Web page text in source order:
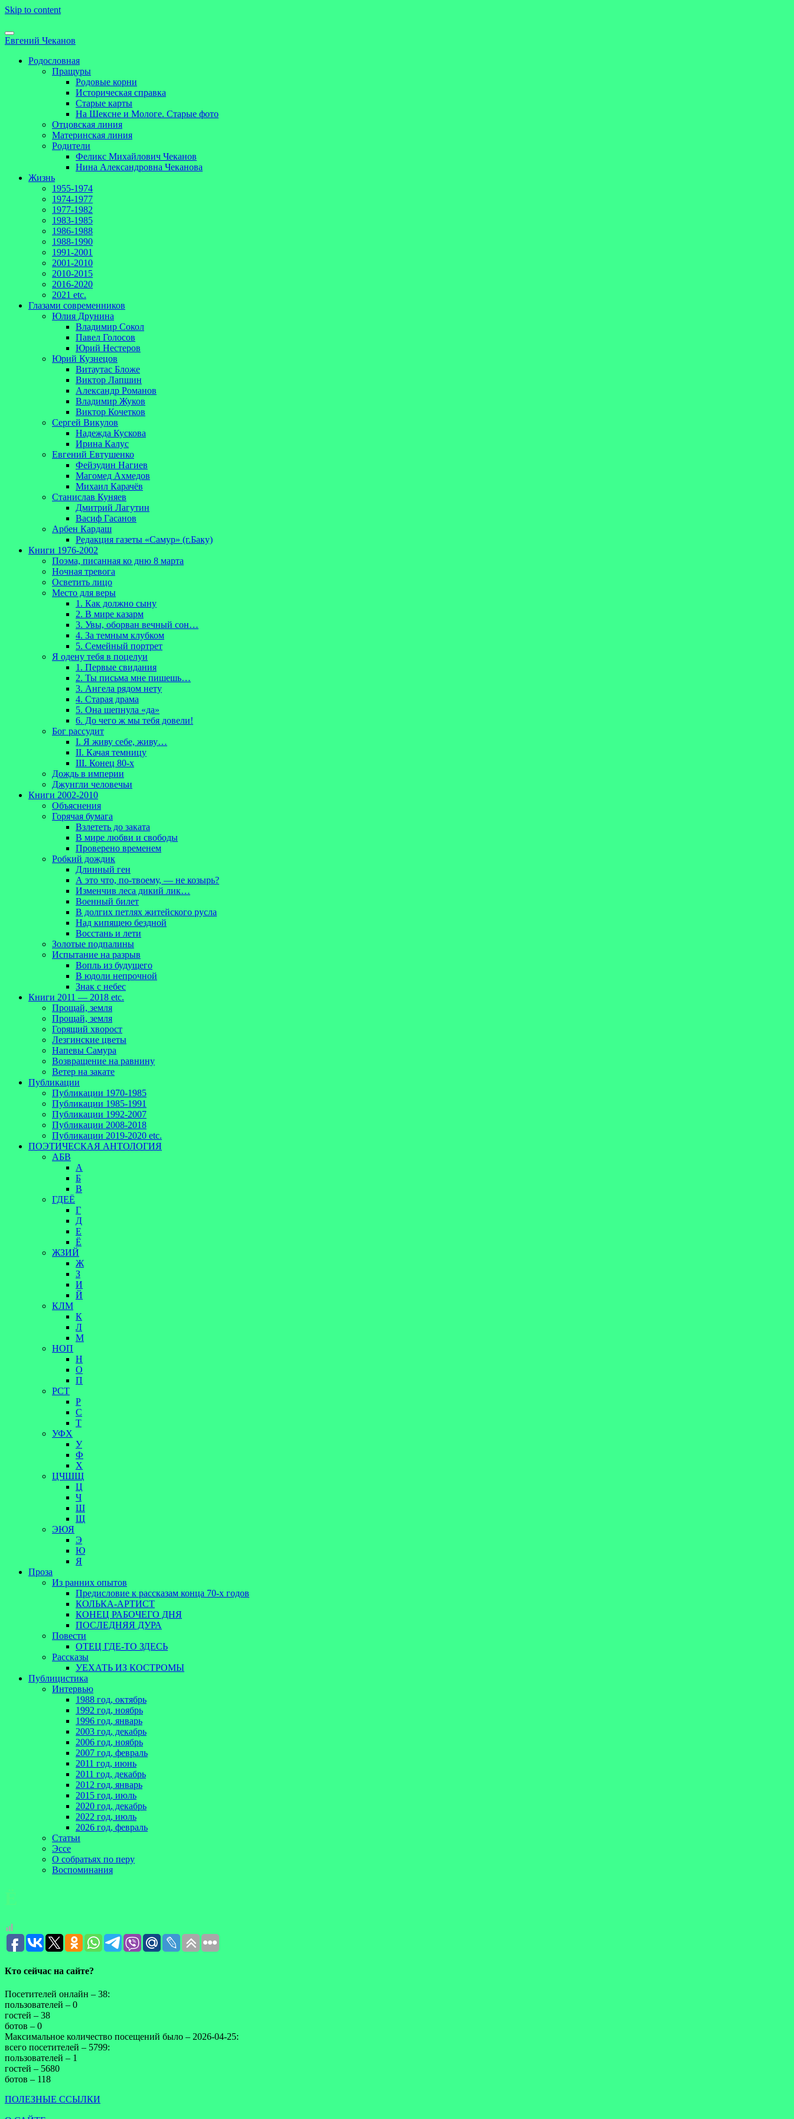
Skip to content
Евгений Чеканов
Родословная
Пращуры
Родовые корни
Историческая справка
Старые карты
На Шексне и Мологе. Старые фото
Отцовская линия
Материнская линия
Родители
Феликс Михайлович Чеканов
Нина Александровна Чеканова
Жизнь
1955-1974
1974-1977
1977-1982
1983-1985
1986-1988
1988-1990
1991-2001
2001-2010
2010-2015
2016-2020
2021 etc.
Глазами современников
Юлия Друнина
Владимир Сокол
Павел Голосов
Юрий Нестеров
Юрий Кузнецов
Витаутас Бложе
Виктор Лапшин
Александр Романов
Владимир Жуков
Виктор Кочетков
Сергей Викулов
Надежда Кускова
Ирина Калус
Евгений Евтушенко
Фейзудин Нагиев
Магомед Ахмедов
Михаил Карачёв
Станислав Куняев
Дмитрий Лагутин
Васиф Гасанов
Арбен Кардаш
Редакция газеты «Самур» (г.Баку)
Книги 1976-2002
Поэма, писанная ко дню 8 марта
Ночная тревога
Осветить лицо
Место для веры
1. Как должно сыну
2. В мире казарм
3. Увы, оборван вечный сон…
4. За темным клубком
5. Семейный портрет
Я одену тебя в поцелуи
1. Первые свидания
2. Ты письма мне пишешь…
3. Ангела рядом нету
4. Старая драма
5. Она шепнула «да»
6. До чего ж мы тебя довели!
Бог рассудит
I. Я живу себе, живу…
II. Качая темницу
III. Конец 80-х
Дождь в империи
Джунгли человечьи
Книги 2002-2010
Объяснения
Горячая бумага
Взлететь до заката
В мире любви и свободы
Проверено временем
Робкий дождик
Длинный ген
А это что, по-твоему, — не козырь?
Изменчив леса дикий лик…
Военный билет
В долгих петлях житейского русла
Над кипящею бездной
Восстань и лети
Золотые подпалины
Испытание на разрыв
Вопль из будущего
В юдоли непрочной
Знак с небес
Книги 2011 — 2018 etc.
Прощай, земля
Прощай, земля
Горящий хворост
Лезгинские цветы
Напевы Самура
Возвращение на равнину
Ветер на закате
Публикации
Публикации 1970-1985
Публикации 1985-1991
Публикации 1992-2007
Публикации 2008-2018
Публикации 2019-2020 etc.
ПОЭТИЧЕСКАЯ АНТОЛОГИЯ
АБВ
А
Б
В
ГДЕЁ
Г
Д
Е
Ё
ЖЗИЙ
Ж
З
И
Й
КЛМ
К
Л
М
НОП
Н
О
П
РСТ
Р
С
Т
УФХ
У
Ф
Х
ЦЧШЩ
Ц
Ч
Ш
Щ
ЭЮЯ
Э
Ю
Я
Проза
Из ранних опытов
Предисловие к рассказам конца 70-х годов
КОЛЬКА-АРТИСТ
КОНЕЦ РАБОЧЕГО ДНЯ
ПОСЛЕДНЯЯ ДУРА
Повести
ОТЕЦ ГДЕ-ТО ЗДЕСЬ
Рассказы
УЕХАТЬ ИЗ КОСТРОМЫ
Публицистика
Интервью
1988 год, октябрь
1992 год, ноябрь
1996 год, январь
2003 год, декабрь
2006 год, ноябрь
2007 год, февраль
2011 год, июнь
2011 год, декабрь
2012 год, январь
2015 год, июль
2020 год, декабрь
2022 год, июль
2026 год, февраль
Статьи
Эссе
О собратьях по перу
Воспоминания
Кто сейчас на сайте?
Посетителей онлайн – 38:
пользователей – 0
гостей – 38
ботов – 0
Максимальное количество посещений было – 2026-04-25:
всего посетителей – 5799:
пользователей – 1
гостей – 5680
ботов – 118
ПОЛЕЗНЫЕ ССЫЛКИ